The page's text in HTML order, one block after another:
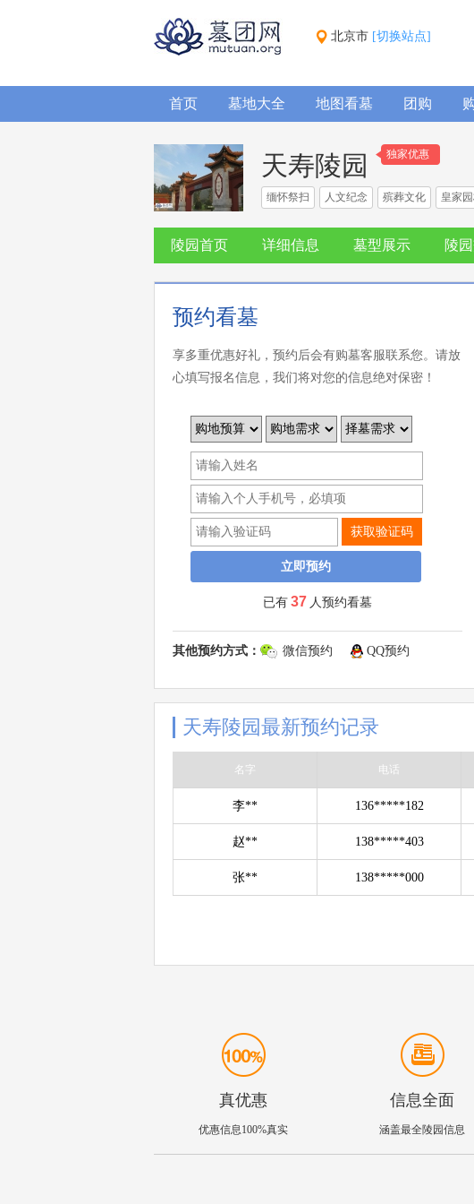
北京市 [切换站点]
首页 墓地大全 地图看墓 团购
天寿陵园 独家优惠
缅怀祭扫 人文纪念 殡葬文化 皇家
陵园首页 详细信息 墓型展示 陵
预约看墓
享多重优惠好礼，预约后会有购墓客服联系您。请放
心填写报名信息，我们将对您的信息绝对保密！
获取验证码
已有 37 人预约看墓
其他预约方式： 微信预约 QQ预约
天寿陵园最新预约记录
名字 电话
李** 136*****182
赵** 138*****403
张** 138*****000
真优惠
优惠信息100%真实
信息全面
涵盖最全陵园信息